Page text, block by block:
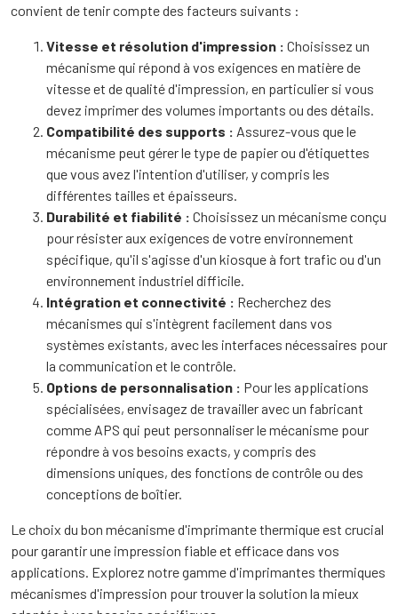
convient de tenir compte des facteurs suivants :
Vitesse et résolution d'impression : Choisissez un
mécanisme qui répond à vos exigences en matière de
vitesse et de qualité d'impression, en particulier si vous
devez imprimer des volumes importants ou des détails.
Compatibilité des supports : Assurez-vous que le
mécanisme peut gérer le type de papier ou d'étiquettes
que vous avez l'intention d'utiliser, y compris les
différentes tailles et épaisseurs.
Durabilité et fiabilité : Choisissez un mécanisme conçu
pour résister aux exigences de votre environnement
spécifique, qu'il s'agisse d'un kiosque à fort trafic ou d'un
environnement industriel difficile.
Intégration et connectivité : Recherchez des
mécanismes qui s'intègrent facilement dans vos
systèmes existants, avec les interfaces nécessaires pour
la communication et le contrôle.
Options de personnalisation : Pour les applications
spécialisées, envisagez de travailler avec un fabricant
comme APS qui peut personnaliser le mécanisme pour
répondre à vos besoins exacts, y compris des
dimensions uniques, des fonctions de contrôle ou des
conceptions de boîtier.
Le choix du bon mécanisme d'imprimante thermique est crucial
pour garantir une impression fiable et efficace dans vos
applications. Explorez notre gamme d'imprimantes thermiques
mécanismes d'impression pour trouver la solution la mieux